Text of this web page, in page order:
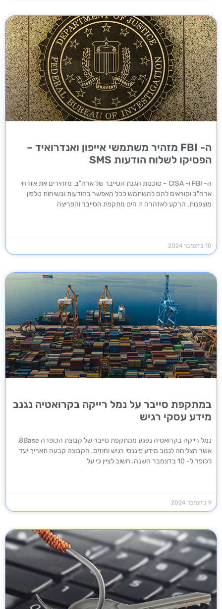
ה- FBI מזהיר משתמשי אייפון ואנדרואיד –
הפסיקו לשלוח הודעות SMS
ה- FBI ו- CISA – סוכנות הגנת הסייבר של ארה"ב, מזהירים את אזרחי
ארה"ב וקוראים להם להשתמש ככל האפשר בהודעות ובשיחות טלפון
מוצפנות. הרקע לאזהרה זו הינו מתקפת הסייבר והפריצה
10 בדצמבר 2024
במתקפת סייבר על נמל רייקה בקרואטיה נגנב
מידע עסקי רגיש
נמל רייקה בקרואטיה נפגע ממתקפת סייבר של קבוצת הכופרה 8Base,
אשר הצליחה לגנוב מידע פיננסי רגיש וחוזים. הקבוצה קבעה תאריך יעד
לכופר ל- 10 בדצמבר השנה. חשוב לציין כי על
9 בדצמבר 2024